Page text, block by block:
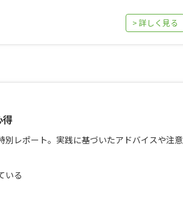
> 詳しく見る
得
レポート。実践に基づいたアドバイスや注意
いる